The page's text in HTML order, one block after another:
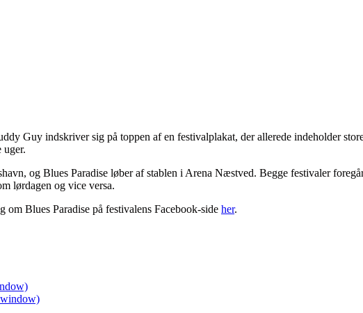
Guy indskriver sig på toppen af en festivalplakat, der allerede indeholder
og Blues Paradise løber af stablen i Arena Næstved. Begge festivaler
lørdagen og vice versa.
om Blues Paradise på festivalens Facebook-side her.